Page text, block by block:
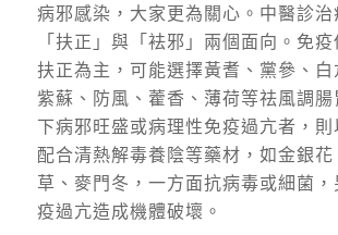
病邪感染 ， 大家更為關心。中醫診
「扶正」與「袪邪」兩個面向。免
扶正為主，可能選擇黃耆、黨參、
紫蘇、防風、藿香、薄荷等祛風調
下病邪旺盛或病理性免疫過亢者，則
配合清熱解毒養陰等藥材，如金銀
草、麥門冬，一方面抗病毒或細菌
疫過亢造成機體破壞。